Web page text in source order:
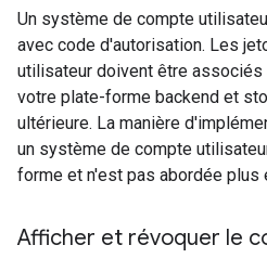
Un système de compte
avec code d'autorisation. Les
utilisateur doivent être associés
votre plate-forme backend et
ultérieure. La manière
un système de compte
forme et n'est pas abordée plus
Afficher et révoquer le